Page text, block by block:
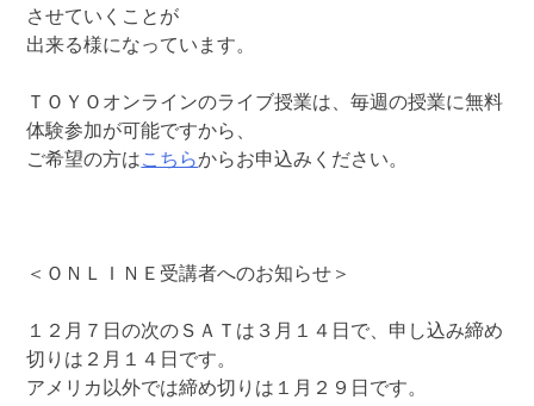
させていくことが
出来る様になっています。
ＴＯＹＯオンラインのライブ授業は、毎週の授業に無料
体験参加が可能ですから、
ご希望の方はこちらからお申込みください。
＜ＯＮＬＩＮＥ受講者へのお知らせ＞
１２月７日の次のＳＡＴは３月１４日で、申し込み締め
切りは２月１４日です。
アメリカ以外では締め切りは１月２９日です。